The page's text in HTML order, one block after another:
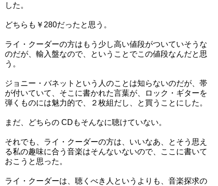
した。
どちらも￥280だったと思う。
ライ・クーダーの方はもう少し高い値段がついていそうな
のだが、輸入盤なので、ということでこの値段なんだと思
う。
ジョニー・バネットという人のことは知らないのだが、帯
が付いていて、そこに書かれた言葉が、ロック・ギターを
弾くものには魅力的で、２枚組だし、と買うことにした。
まだ、どちらの CDもそんなに聴けていない。
それでも、ライ・クーダーの方は、いいなあ、とそう思え
る私の趣味に合う音楽はそんないないので、ここに書いて
おこうと思った。
ライ・クーダーは、聴くべき人というよりも、音楽探求の